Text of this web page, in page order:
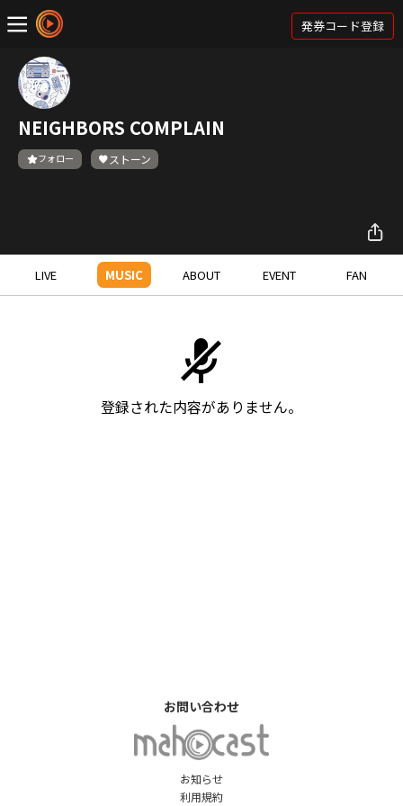
発券コード登録
NEIGHBORS COMPLAIN
フォロー ストーン
LIVE MUSIC ABOUT EVENT FAN
登録された内容がありません。
お知らせ
利用規約
お問い合わせ